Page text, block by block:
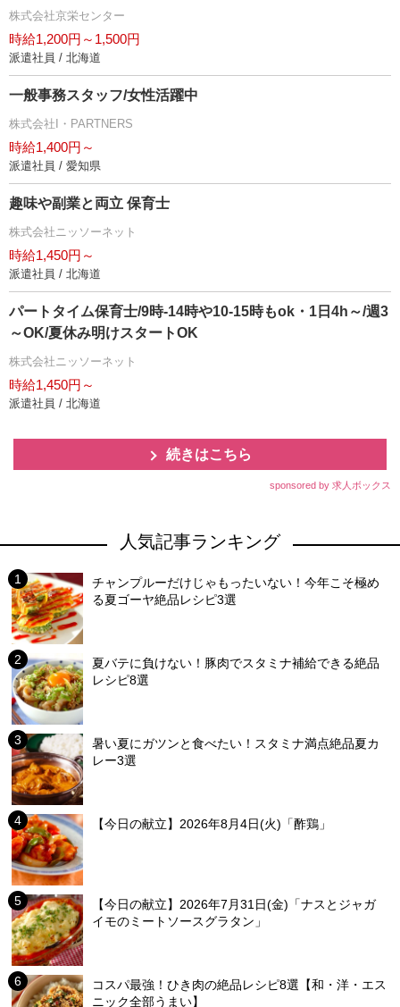
株式会社京栄センター
時給1,200円～1,500円
派遣社員 / 北海道
一般事務スタッフ/女性活躍中
株式会社I・PARTNERS
時給1,400円～
派遣社員 / 愛知県
趣味や副業と両立 保育士
株式会社ニッソーネット
時給1,450円～
派遣社員 / 北海道
パートタイム保育士/9時-14時や10-15時もok・1日4h～/週3
～OK/夏休み明けスタートOK
株式会社ニッソーネット
時給1,450円～
派遣社員 / 北海道
続きはこちら
sponsored by 求人ボックス
人気記事ランキング
チャンプルーだけじゃもったいない！今年こそ極め
る夏ゴーヤ絶品レシピ3選
夏バテに負けない！豚肉でスタミナ補給できる絶品
レシピ8選
暑い夏にガツンと食べたい！スタミナ満点絶品夏カ
レー3選
【今日の献立】2026年8月4日(火)「酢鶏」
【今日の献立】2026年7月31日(金)「ナスとジャガ
イモのミートソースグラタン」
コスパ最強！ひき肉の絶品レシピ8選【和・洋・エス
ニック全部うまい】